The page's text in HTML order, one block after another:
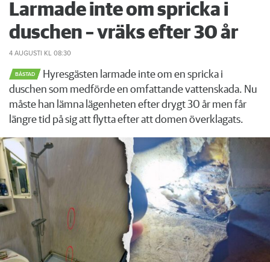
Larmade inte om spricka i
duschen – vräks efter 30 år
4 AUGUSTI KL 08:30
BÅSTAD
Hyresgästen larmade inte om en spricka i
duschen som medförde en omfattande vattenskada. Nu
måste han lämna lägenheten efter drygt 30 år men får
längre tid på sig att flytta efter att domen överklagats.